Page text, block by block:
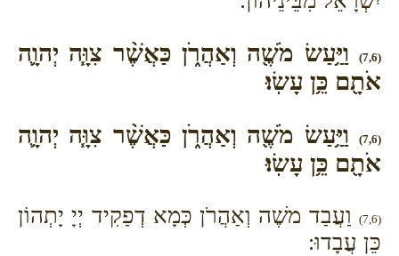
(7,6)
וַיַּ֥עַשׂ מֹשֶׁ֖ה וְאַהֲרֹ֑ן כַּאֲשֶׁ֨ר צִוָּ֧ה יְהוָ֛ה
אֹתָ֖ם כֵּ֥ן עָשֽׂוּ׃
(7,6)
וַיַּ֥עַשׂ מֹשֶׁ֖ה וְאַהֲרֹ֑ן כַּאֲשֶׁ֨ר צִוָּ֧ה יְהוָ֛ה
אֹתָ֖ם כֵּ֥ן עָשֽׂוּ׃
(7,6)
וַעֲבַד משֶׁה וְאַהֲרֹן כְּמָא דְפַקִיד יְיָ יָתְהוֹן
כֵּן עֲבָדוּ: